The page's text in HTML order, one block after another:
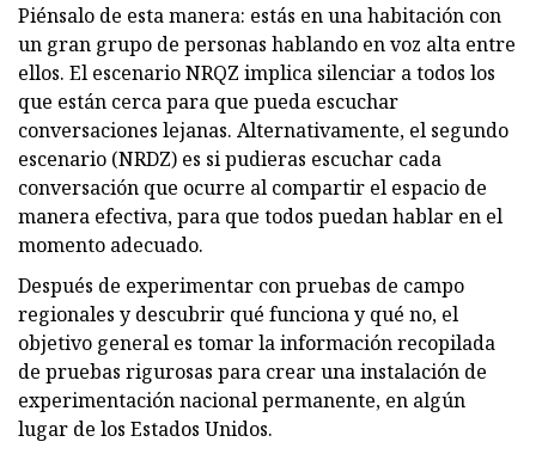
Piénsalo de esta manera: estás en una habitación con
un gran grupo de personas hablando en voz alta entre
ellos. El escenario NRQZ implica silenciar a todos los
que están cerca para que pueda escuchar
conversaciones lejanas. Alternativamente, el segundo
escenario (NRDZ) es si pudieras escuchar cada
conversación que ocurre al compartir el espacio de
manera efectiva, para que todos puedan hablar en el
momento adecuado.
Después de experimentar con pruebas de campo
regionales y descubrir qué funciona y qué no, el
objetivo general es tomar la información recopilada
de pruebas rigurosas para crear una instalación de
experimentación nacional permanente, en algún
lugar de los Estados Unidos.